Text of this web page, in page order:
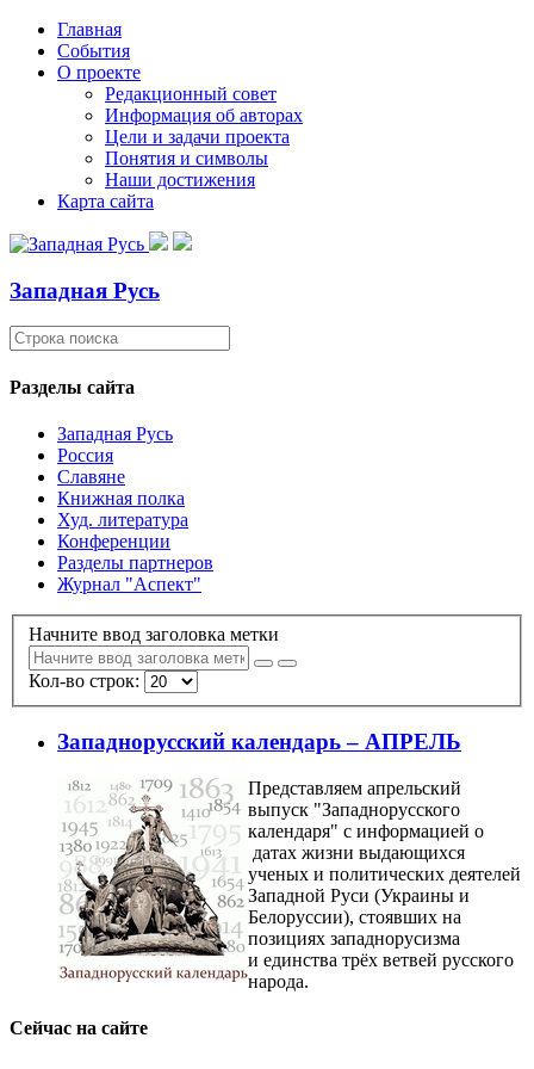
Главная
События
О проекте
Редакционный совет
Информация об авторах
Цели и задачи проекта
Понятия и символы
Наши достижения
Карта сайта
Западная Русь
Разделы сайта
Западная Русь
Россия
Славяне
Книжная полка
Худ. литература
Конференции
Разделы партнеров
Журнал "Аспект"
Начните ввод заголовка метки
Кол-во строк:
Западнорусский календарь – АПРЕЛЬ
Представляем апрельский
выпуск "Западнорусского
календаря" с информацией о
датах жизни выдающихся
ученых и политических деятелей
Западной Руси (Украины и
Белоруссии), стоявших на
позициях западнорусизма
и единства трёх ветвей русского
народа.
Сейчас на сайте